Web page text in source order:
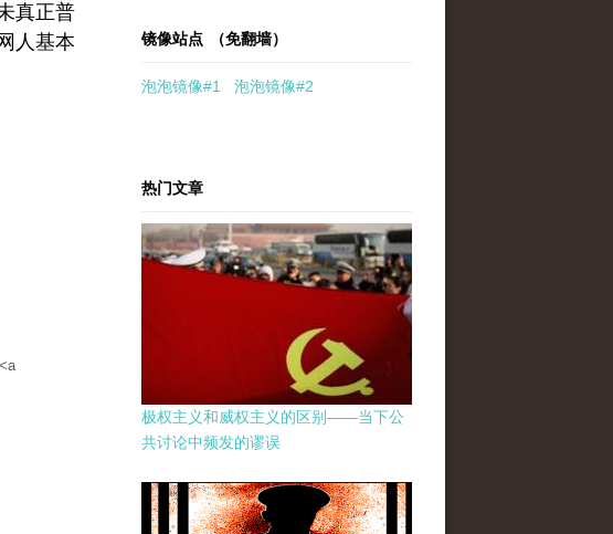
真正普
人基本
镜像站点 （免翻墙）
泡泡镜像#1 泡泡镜像#2
热门文章
极权主义和威权主义的区别——当下公
共讨论中频发的谬误